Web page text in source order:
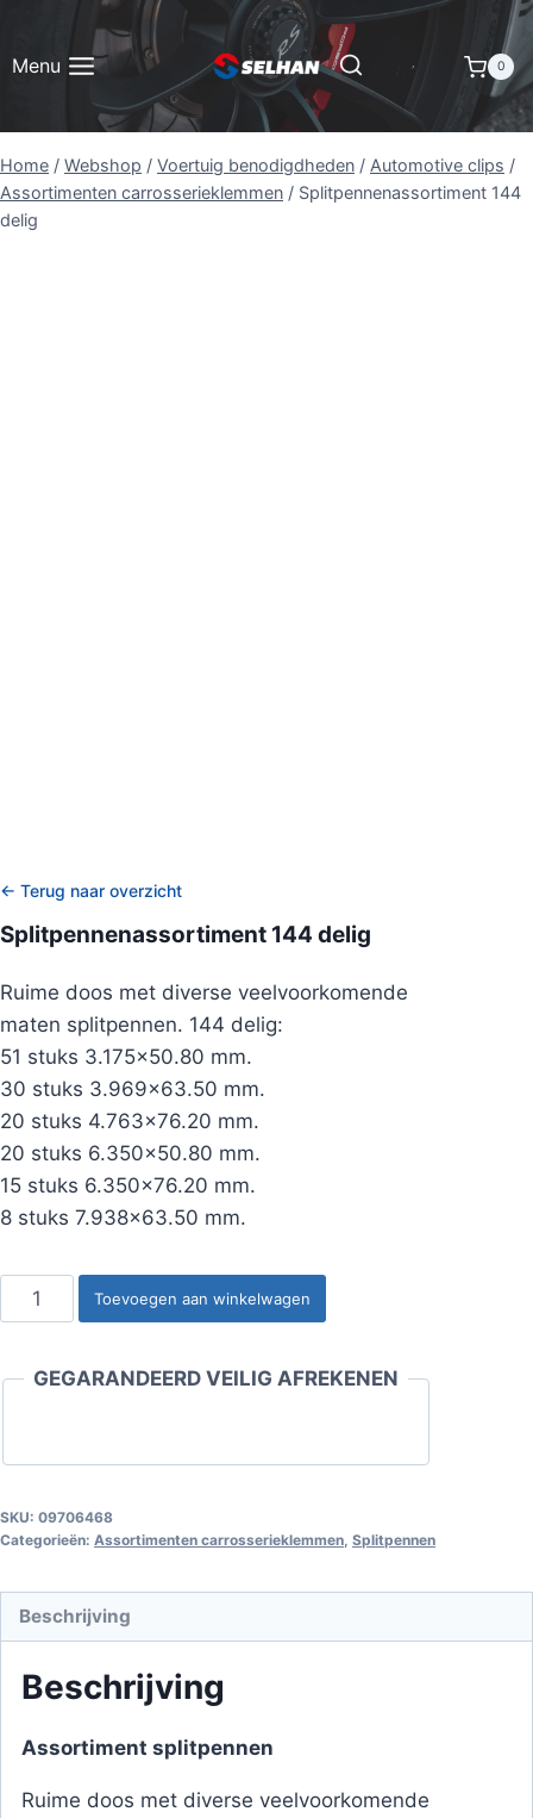
inhoud
Menu 0
Home / Webshop / Voertuig benodigdheden / Automotive clips /
Assortimenten carrosserieklemmen / Splitpennenassortiment 144
delig
← Terug naar overzicht
Splitpennenassortiment 144 delig
Ruime doos met diverse veelvoorkomende
maten splitpennen. 144 delig:
51 stuks 3.175×50.80 mm.
30 stuks 3.969×63.50 mm.
20 stuks 4.763×76.20 mm.
20 stuks 6.350×50.80 mm.
15 stuks 6.350×76.20 mm.
8 stuks 7.938×63.50 mm.
Splitpennenassortiment
144
aantal
Toevoegen aan winkelwagen
GEGARANDEERD VEILIG AFREKENEN
SKU: 09706468
Categorieën: Assortimenten carrosserieklemmen, Splitpennen
Beschrijving
Beschrijving
Assortiment splitpennen
Ruime doos met diverse veelvoorkomende